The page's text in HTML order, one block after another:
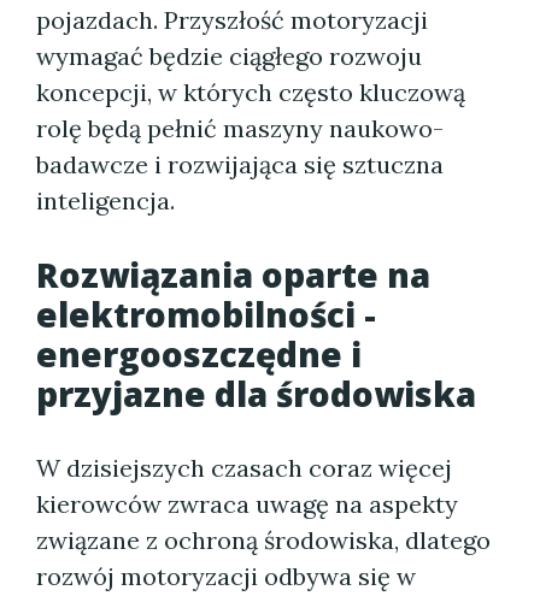
pojazdach. Przyszłość motoryzacji
wymagać będzie ciągłego rozwoju
koncepcji, w których często kluczową
rolę będą pełnić maszyny naukowo-
badawcze i rozwijająca się sztuczna
inteligencja.
Rozwiązania oparte na
elektromobilności -
energooszczędne i
przyjazne dla środowiska
W dzisiejszych czasach coraz więcej
kierowców zwraca uwagę na aspekty
związane z ochroną środowiska, dlatego
rozwój motoryzacji odbywa się w